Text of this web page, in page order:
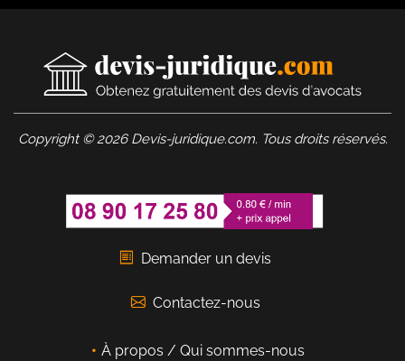
Copyright © 2026 Devis-juridique.com. Tous droits réservés.
Demander un devis
Contactez-nous
À propos / Qui sommes-nous